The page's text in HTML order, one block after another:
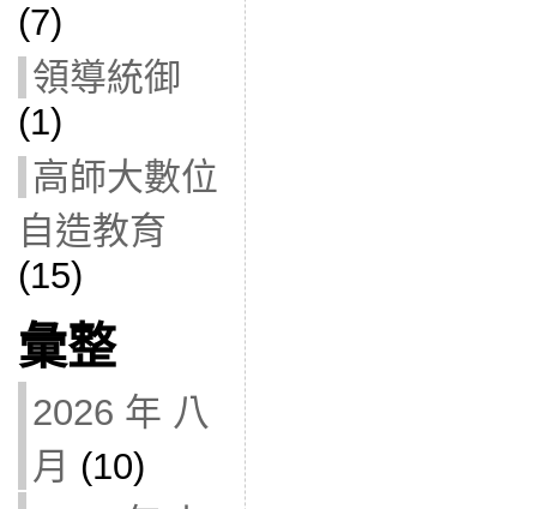
(7)
領導統御
(1)
高師大數位
自造教育
(15)
彙整
2026 年 八
月 (10)